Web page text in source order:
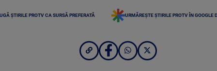
ȘTIRILE PROTV CA SURSĂ PREFERATĂ URMĂREȘTE ȘTIRILE PROTV ÎN GOOGLE